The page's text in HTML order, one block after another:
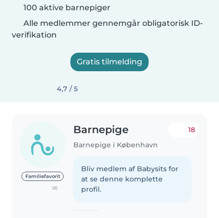
100 aktive barnepiger
Alle medlemmer gennemgår obligatorisk ID-
verifikation
Gratis tilmelding
4,7 / 5
Familiefavorit
(2)
Barnepige
Barnepige i København
18
Bliv medlem af Babysits for
at se denne komplette
profil.